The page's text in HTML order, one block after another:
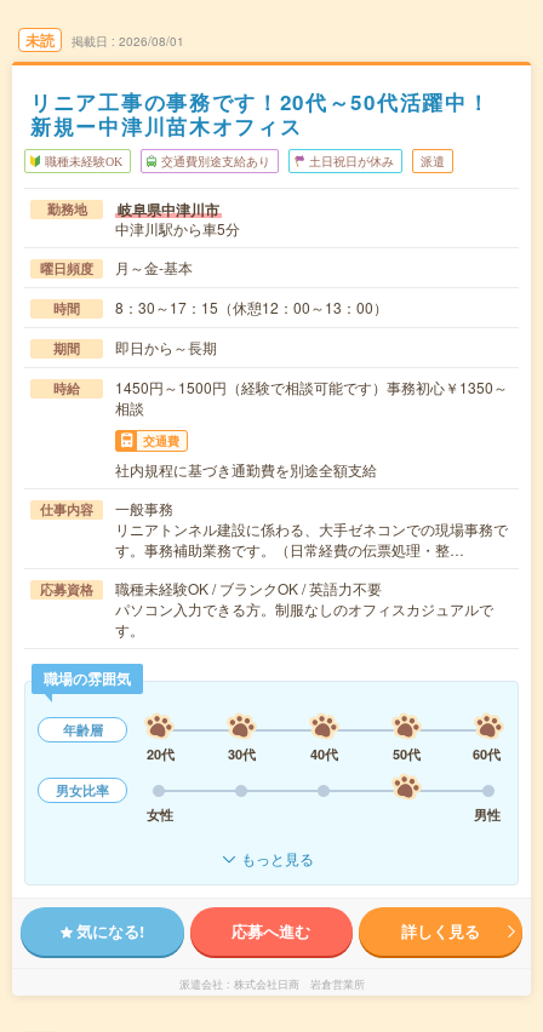
未読 掲載日 2026/08/01
リニア工事の事務です！20代～50代活躍中！
新規ー中津川苗木オフィス
職種未経験OK 交通費別途支給あり 土日祝日が休み 派遣
勤務地 岐阜県中津川市
中津川駅から車5分
曜日頻度 月～金-基本
時間 8：30～17：15（休憩12：00～13：00）
期間 即日から～長期
時給
1450円～1500円（経験で相談可能です）事務初心￥1350～
相談
交通費
社内規程に基づき通勤費を別途全額支給
仕事内容
一般事務
リニアトンネル建設に係わる、大手ゼネコンでの現場事務で
す。事務補助業務です。（日常経費の伝票処理・整…
応募資格
職種未経験OK / ブランクOK / 英語力不要
パソコン入力できる方。制服なしのオフィスカジュアルで
す。
職場の雰囲気
年齢層
20代
30代 40代 50代
60代
男女比率
女性
男性
もっと見る
気になる! 応募へ進む 詳しく見る
派遣会社 株式会社日商 岩倉営業所